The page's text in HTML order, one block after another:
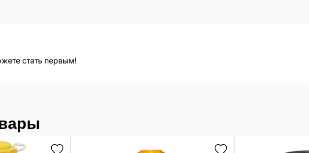
стать первым!